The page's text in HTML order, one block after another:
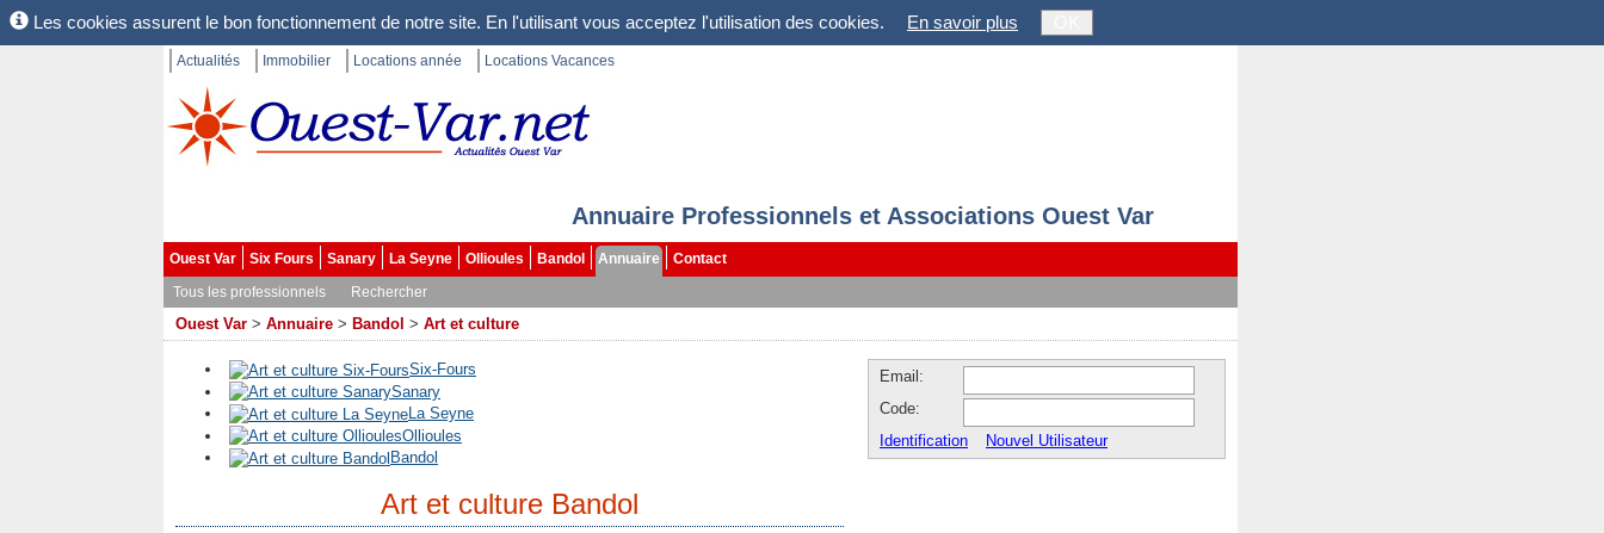
Les cookies assurent le bon fonctionnement de notre site. En l'utilisant vous acceptez l'utilisation des cookies. En savoir plus
Actualités Immobilier Locations année Locations Vacances
Annuaire Professionnels et Associations Ouest Var
Ouest Var Six Fours Sanary La Seyne Ollioules Bandol Annuaire
Contact
Tous les professionnels
Rechercher
Ouest Var > Annuaire > Bandol > Art et culture
Six-Fours
Sanary
La Seyne
Ollioules
Bandol
Art et culture Bandol
Email:
Code:
Identification
Nouvel Utilisateur